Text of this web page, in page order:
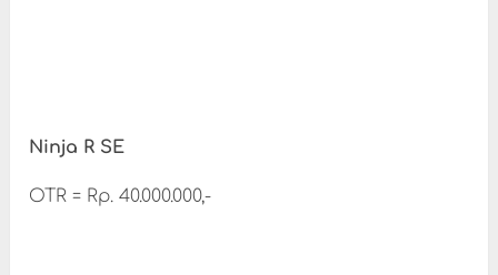
Ninja R SE
OTR = Rp. 40.000.000,-